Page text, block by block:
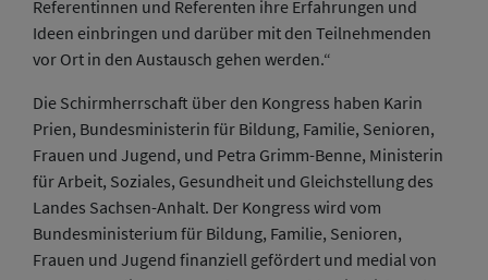
Referentinnen und Referenten ihre Erfahrungen und
Ideen einbringen und darüber mit den Teilnehmenden
vor Ort in den Austausch gehen werden.“
Die Schirmherrschaft über den Kongress haben Karin
Prien, Bundesministerin für Bildung, Familie, Senioren,
Frauen und Jugend, und Petra Grimm-Benne, Ministerin
für Arbeit, Soziales, Gesundheit und Gleichstellung des
Landes Sachsen-Anhalt. Der Kongress wird vom
Bundesministerium für Bildung, Familie, Senioren,
Frauen und Jugend finanziell gefördert und medial von